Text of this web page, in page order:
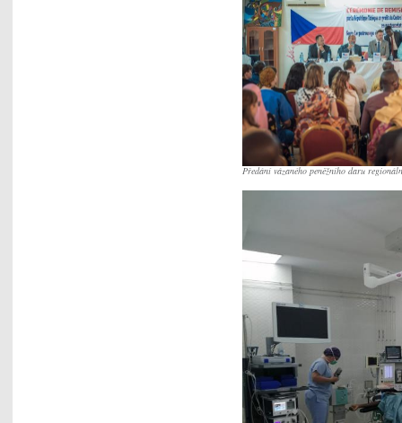
Předání vázaného peněžního daru